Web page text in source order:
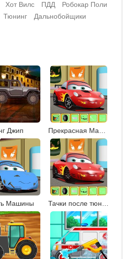
Хот Вилс ПДД
Робокар Поли
Тюнинг
Дальнобойщики
Джип
Машины